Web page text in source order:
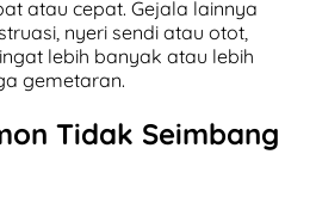
atau cepat. Gejala lainnya
nyeri sendi atau otot,
lebih banyak atau lebih
gemetaran.
Tidak Seimbang